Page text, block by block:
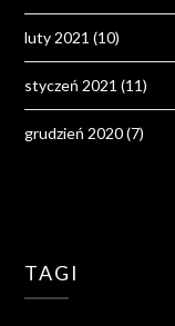
luty 2021 (10)
styczeń 2021 (11)
grudzień 2020(7)
TAGI